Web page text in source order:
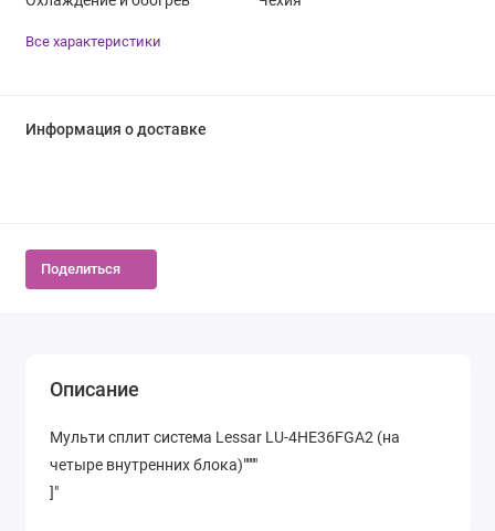
Все характеристики
Информация о доставке
Поделиться
Описание
Мульти сплит система Lessar LU-4HE36FGA2 (на
четыре внутренних блока)""""
]"